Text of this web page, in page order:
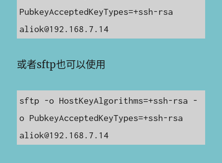
PubkeyAcceptedKeyTypes=+ssh-rsa
或者sftp也可以使用
sftp -o HostKeyAlgorithms=+ssh-rsa -
o PubkeyAcceptedKeyTypes=+ssh-rsa